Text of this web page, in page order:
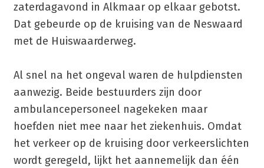
zaterdagavond in Alkmaar op elkaar gebotst.
Dat gebeurde op de kruising van de Neswaard
met de Huiswaarderweg.
Al snel na het ongeval waren de hulpdiensten
aanwezig. Beide bestuurders zijn door
ambulancepersoneel nagekeken maar
hoefden niet mee naar het ziekenhuis. Omdat
het verkeer op de kruising door verkeerslichten
wordt geregeld, lijkt het aannemelijk dan één